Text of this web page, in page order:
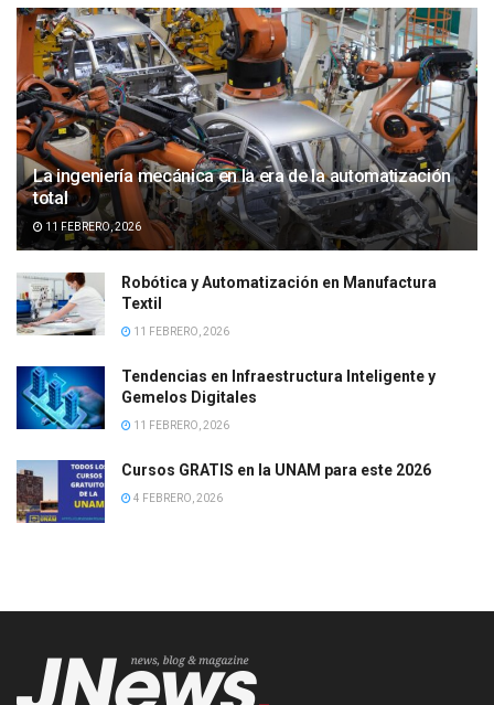
La ingeniería mecánica en la era de la automatización
total
11 FEBRERO, 2026
Robótica y Automatización en Manufactura
Textil
11 FEBRERO, 2026
Tendencias en Infraestructura Inteligente y
Gemelos Digitales
11 FEBRERO, 2026
Cursos GRATIS en la UNAM para este 2026
4 FEBRERO, 2026